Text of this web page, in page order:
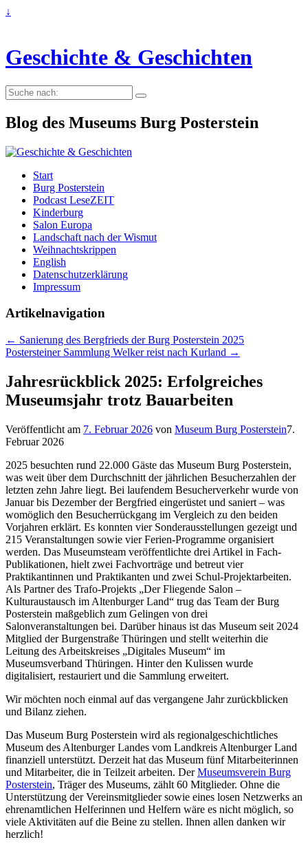
↓
Geschichte & Geschichten
Suche
nach:
Blog des Museums Burg Posterstein
Start
Burg Posterstein
Podcast LeseZEIT
Kinderburg
Salon Europa
Landschaft nach der Wismut
Weihnachtskrippen
English
Datenschutzerklärung
Impressum
Artikelnavigation
← Sanierung des Bergfrieds der Burg Posterstein 2025
Postersteiner Sammlung Welker reist nach Kurland →
Jahresrückblick 2025: Erfolgreiches
Museumsjahr trotz Bauarbeiten
Veröffentlicht am 7. Februar 2026 von Museum Burg Posterstein7.
Februar 2026
2025 besuchten rund 22.000 Gäste das Museum Burg Posterstein,
was weit über dem Durchschnitt der jährlichen Besucherzahlen der
letzten zehn Jahre liegt. Bei laufendem Besucherverkehr wurde von
Januar bis Dezember der Bergfried eingerüstet und saniert – was
womöglich den Besucherrückgang im Vergleich zu den beiden
Vorjahren erklärt. Es konnten vier Sonderausstellungen gezeigt und
215 Veranstaltungen sowie vier Ferien-Programme organisiert
werden. Das Museumsteam veröffentlichte drei Artikel in Fach-
Publikationen, hielt zwei Fachvorträge und betreut vier
Praktikantinnen und Praktikanten und zwei Schul-Projektarbeiten.
Als Partner des Trafo-Projekts „Der Fliegende Salon –
Kulturaustausch im Altenburger Land“ trug das Team der Burg
Posterstein maßgeblich zum Gelingen von drei
Salonveranstaltungen bei. Darüber hinaus ist das Museum seit 2024
Mitglied der Burgenstraße Thüringen und stellt weiterhin die
Leitung des Arbeitskreises „Digitales Museum“ im
Museumsverband Thüringen. Hinter den Kulissen wurde
digitalisiert, restauriert und die Sammlung erweitert.
Wir möchten noch einmal auf das vergangene Jahr zurückblicken
und Bilanz ziehen.
Das Museum Burg Posterstein wird als regionalgeschichtliches
Museum des Altenburger Landes vom Landkreis Altenburger Land
finanziell unterstützt. Derzeit hat das Museum fünf Mitarbeiterinnen
und Mitarbeiter, die in Teilzeit arbeiten. DerMuseumsverein Burg
Posterstein, Träger des Museums, zählt 60 Mitglieder. Ohne die
Unterstützung der Vereinsmitglieder sowie eines losen Netzwerks an
ehrenamtlichen Helferinnen und Helfern wäre es nicht möglich, so
viele Aktivitäten auf die Beine zu stellen. Ihnen allen danken wir
herzlich!